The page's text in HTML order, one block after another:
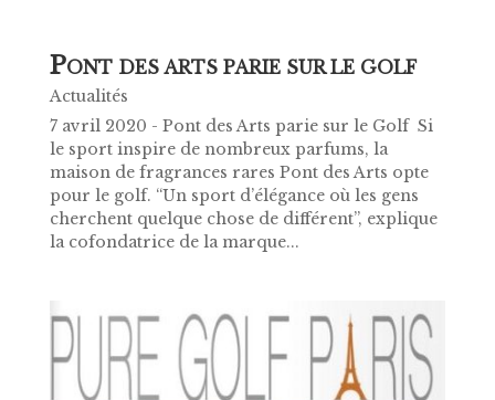
PONT DES ARTS PARIE SUR LE GOLF
Actualités
7 avril 2020 - Pont des Arts parie sur le Golf Si
le sport inspire de nombreux parfums, la
maison de fragrances rares Pont des Arts opte
pour le golf. “Un sport d’élégance où les gens
cherchent quelque chose de différent”, explique
la cofondatrice de la marque...